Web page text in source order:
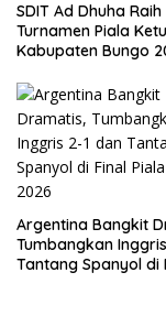
SDIT Ad Dhuha
Turnamen Piala
Kabupaten Bungo
Argentina Bangkit
Tumbangkan
Tantang Spanyol di